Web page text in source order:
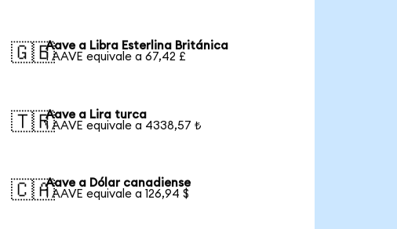
🇬🇧Aave a Libra Esterlina Británica
1 AAVE equivale a 67,42 £
🇹🇷Aave a Lira turca
1 AAVE equivale a 4338,57 ₺
🇨🇦Aave a Dólar canadiense
1 AAVE equivale a 126,94 $